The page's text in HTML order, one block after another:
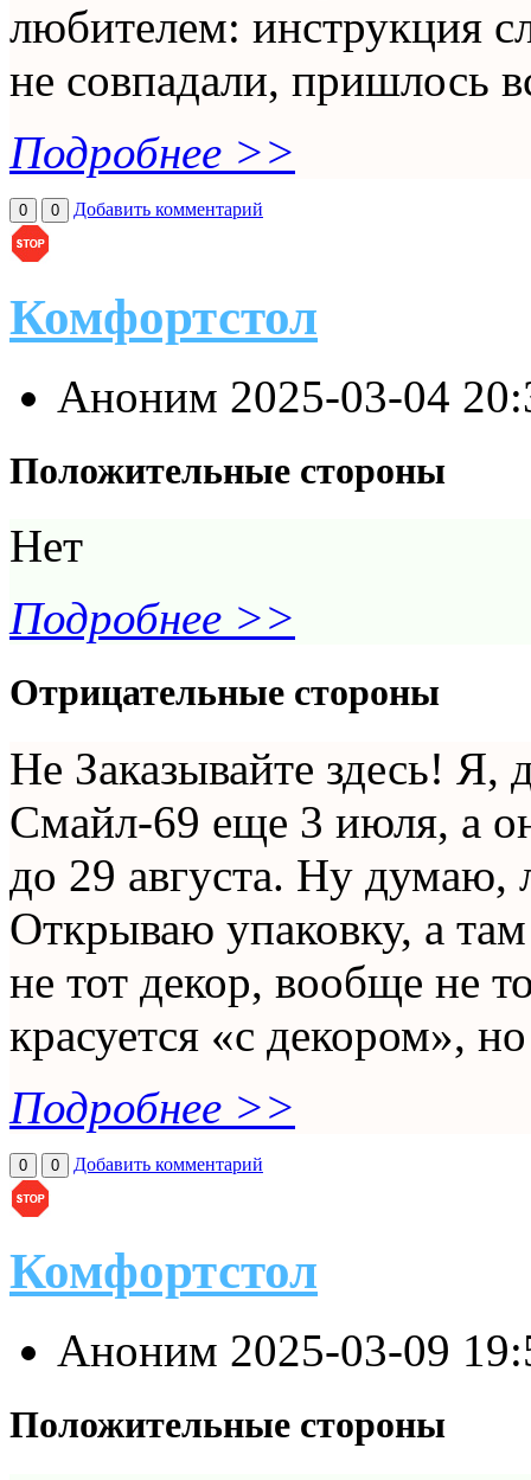
любителем: инструкция
не совпадали, пришлось
Подробнее >>
0 0 Добавить комментарий
Комфортстол
Аноним 2025-03-04
Положительные стороны
Нет
Подробнее >>
Отрицательные стороны
Не Заказывайте здесь! Я,
Смайл-69 еще 3 июля, а
до 29 августа. Ну думаю,
Открываю упаковку, а
не тот декор, вообще не
красуется «с декором»,
Подробнее >>
0 0 Добавить комментарий
Комфортстол
Аноним 2025-03-09
Положительные стороны